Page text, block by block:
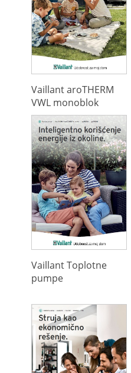
Vaillant aroTHERM
VWL monoblok
Vaillant Toplotne
pumpe